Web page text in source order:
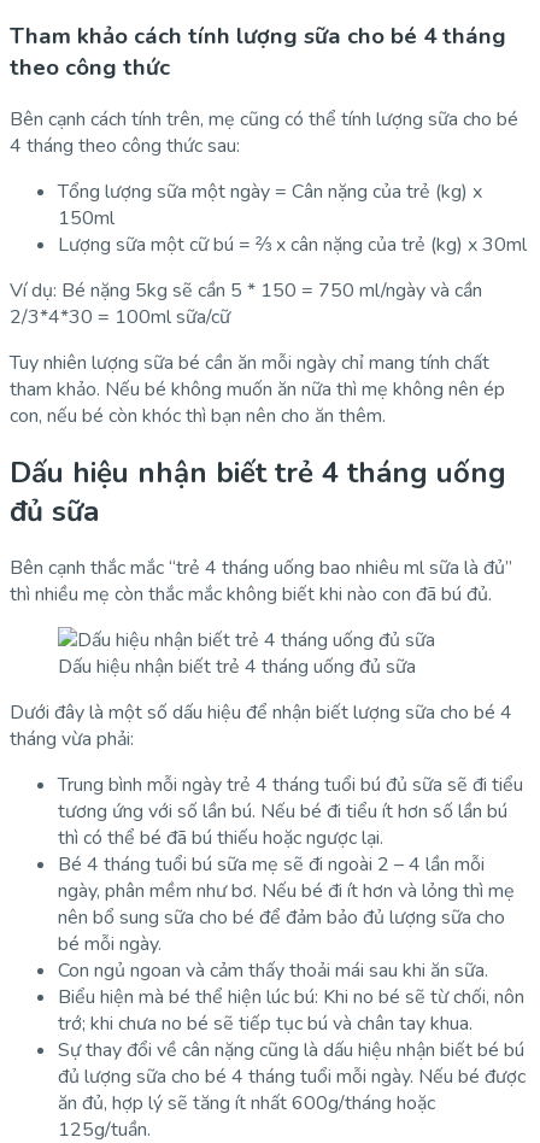
Tham khảo cách tính lượng sữa cho bé 4 tháng
theo công thức
Bên cạnh cách tính trên, mẹ cũng có thể tính lượng sữa cho bé
4 tháng theo công thức sau:
Tổng lượng sữa một ngày = Cân nặng của trẻ (kg) x
150ml
Lượng sữa một cữ bú = ⅔ x cân nặng của trẻ (kg) x 30ml
Ví dụ: Bé nặng 5kg sẽ cần 5 * 150 = 750 ml/ngày và cần
2/3*4*30 = 100ml sữa/cữ
Tuy nhiên lượng sữa bé cần ăn mỗi ngày chỉ mang tính chất
tham khảo. Nếu bé không muốn ăn nữa thì mẹ không nên ép
con, nếu bé còn khóc thì bạn nên cho ăn thêm.
Dấu hiệu nhận biết trẻ 4 tháng uống
đủ sữa
Bên cạnh thắc mắc “trẻ 4 tháng uống bao nhiêu ml sữa là đủ”
thì nhiều mẹ còn thắc mắc không biết khi nào con đã bú đủ.
Dấu hiệu nhận biết trẻ 4 tháng uống đủ sữa
Dưới đây là một số dấu hiệu để nhận biết lượng sữa cho bé 4
tháng vừa phải:
Trung bình mỗi ngày trẻ 4 tháng tuổi bú đủ sữa sẽ đi tiểu
tương ứng với số lần bú. Nếu bé đi tiểu ít hơn số lần bú
thì có thể bé đã bú thiếu hoặc ngược lại.
Bé 4 tháng tuổi bú sữa mẹ sẽ đi ngoài 2 – 4 lần mỗi
ngày, phân mềm như bơ. Nếu bé đi ít hơn và lỏng thì mẹ
nên bổ sung sữa cho bé để đảm bảo đủ lượng sữa cho
bé mỗi ngày.
Con ngủ ngoan và cảm thấy thoải mái sau khi ăn sữa.
Biểu hiện mà bé thể hiện lúc bú: Khi no bé sẽ từ chối, nôn
trớ; khi chưa no bé sẽ tiếp tục bú và chân tay khua.
Sự thay đổi về cân nặng cũng là dấu hiệu nhận biết bé bú
đủ lượng sữa cho bé 4 tháng tuổi mỗi ngày. Nếu bé được
ăn đủ, hợp lý sẽ tăng ít nhất 600g/tháng hoặc
125g/tuần.